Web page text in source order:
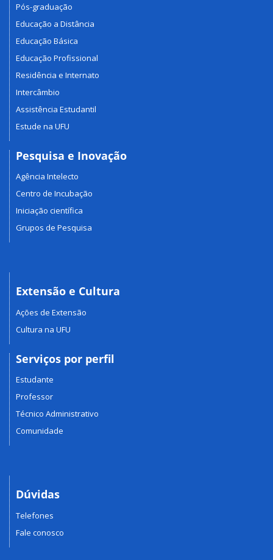
Pós-graduação
Educação a Distância
Educação Básica
Educação Profissional
Residência e Internato
Intercâmbio
Assistência Estudantil
Estude na UFU
Pesquisa e Inovação
Agência Intelecto
Centro de Incubação
Iniciação científica
Grupos de Pesquisa
Extensão e Cultura
Ações de Extensão
Cultura na UFU
Serviços por perfil
Estudante
Professor
Técnico Administrativo
Comunidade
Dúvidas
Telefones
Fale conosco